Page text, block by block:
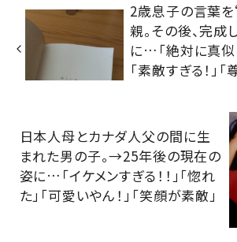
2歳息子の言葉
親。その後、完成
に…「絶対に真似
「素敵すぎる！」「
日本人母とカナダ人父の間に生
まれた男の子。→25年後の現在の
姿に…「イケメンすぎる！！」「惚れ
た」「可愛いやん！」「笑顔が素敵」